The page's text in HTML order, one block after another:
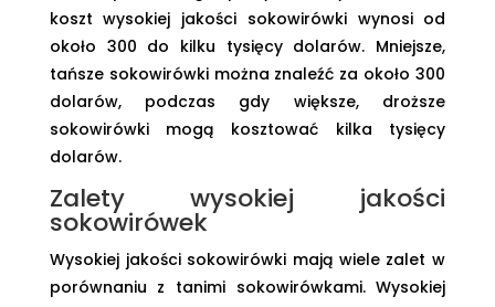
koszt wysokiej jakości sokowirówki wynosi od
około 300 do kilku tysięcy dolarów. Mniejsze,
tańsze sokowirówki można znaleźć za około 300
dolarów, podczas gdy większe, droższe
sokowirówki mogą kosztować kilka tysięcy
dolarów.
Zalety wysokiej jakości
sokowirówek
Wysokiej jakości sokowirówki mają wiele zalet w
porównaniu z tanimi sokowirówkami. Wysokiej